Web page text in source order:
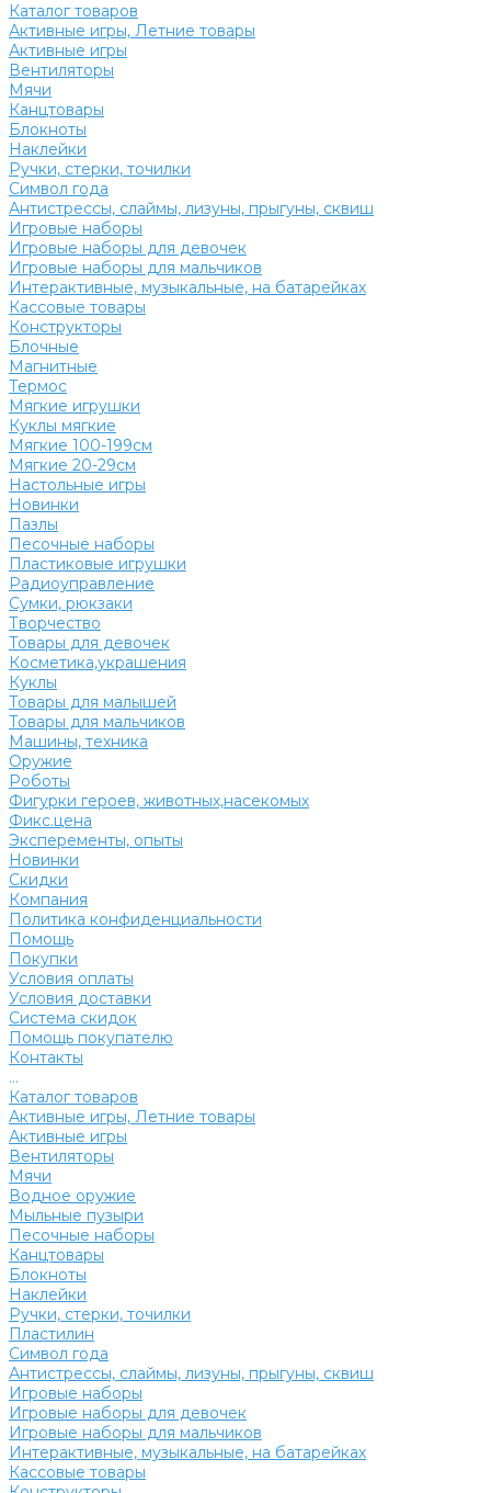
Каталог товаров
Активные игры, Летние товары
Активные игры
Вентиляторы
Мячи
Канцтовары
Блокноты
Наклейки
Ручки, стерки, точилки
Символ года
Антистрессы, слаймы, лизуны, прыгуны, сквиш
Игровые наборы
Игровые наборы для девочек
Игровые наборы для мальчиков
Интерактивные, музыкальные, на батарейках
Кассовые товары
Конструкторы
Блочные
Магнитные
Термос
Мягкие игрушки
Куклы мягкие
Мягкие 100-199см
Мягкие 20-29см
Настольные игры
Новинки
Пазлы
Песочные наборы
Пластиковые игрушки
Радиоуправление
Сумки, рюкзаки
Творчество
Товары для девочек
Косметика,украшения
Куклы
Товары для малышей
Товары для мальчиков
Машины, техника
Оружие
Роботы
Фигурки героев, животных,насекомых
Фикс.цена
Эксперементы, опыты
Новинки
Скидки
Компания
Политика конфиденциальности
Помощь
Покупки
Условия оплаты
Условия доставки
Система скидок
Помощь покупателю
Контакты
...
Каталог товаров
Активные игры, Летние товары
Активные игры
Вентиляторы
Мячи
Водное оружие
Мыльные пузыри
Песочные наборы
Канцтовары
Блокноты
Наклейки
Ручки, стерки, точилки
Пластилин
Символ года
Антистрессы, слаймы, лизуны, прыгуны, сквиш
Игровые наборы
Игровые наборы для девочек
Игровые наборы для мальчиков
Интерактивные, музыкальные, на батарейках
Кассовые товары